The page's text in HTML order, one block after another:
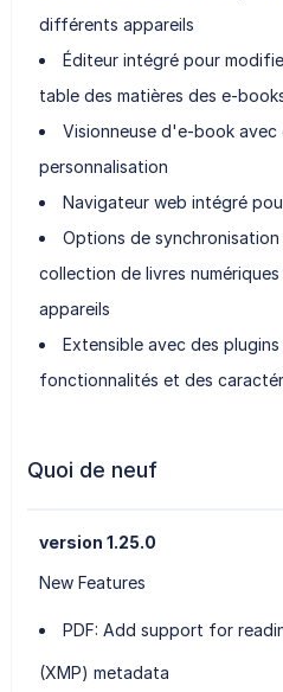
différents appareils
Éditeur intégré pour
table des matières des e-
Visionneuse d'e-book
personnalisation
Navigateur web intégré
Options de synchronisation
collection de livres
appareils
Extensible avec des
fonctionnalités et des
Quoi de neuf
version 1.25.0
New Features
PDF: Add support for
(XMP) metadata